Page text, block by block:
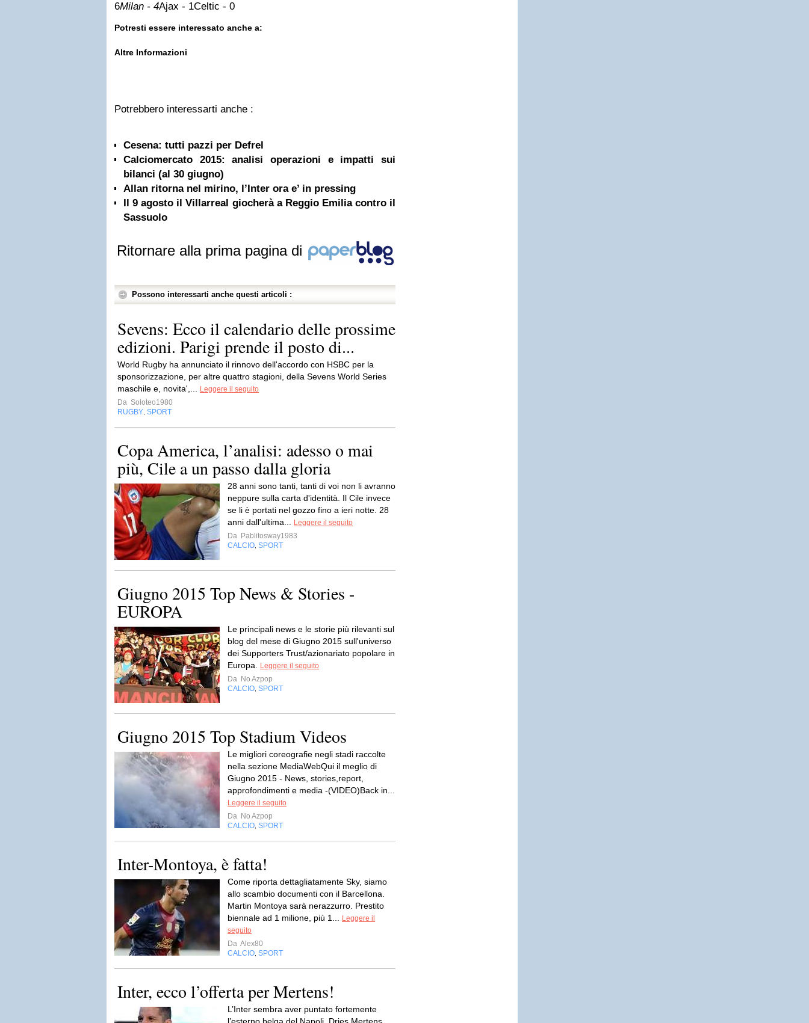
6Milan - 4Ajax - 1Celtic - 0
Potresti essere interessato anche a:
Altre Informazioni
Potrebbero interessarti anche :
Cesena: tutti pazzi per Defrel
Calciomercato 2015: analisi operazioni e impatti sui
bilanci (al 30 giugno)
Allan ritorna nel mirino, l’Inter ora e’ in pressing
Il 9 agosto il Villarreal giocherà a Reggio Emilia contro il
Sassuolo
Ritornare alla prima pagina di
Possono interessarti anche questi articoli :
Sevens: Ecco il calendario delle prossime
edizioni. Parigi prende il posto di...
World Rugby ha annunciato il rinnovo dell'accordo con HSBC per la
sponsorizzazione, per altre quattro stagioni, della Sevens World Series
maschile e, novita',...
Leggere il seguito
Da Soloteo1980
RUGBY SPORT
Copa America, l’analisi: adesso o mai
più, Cile a un passo dalla gloria
28 anni sono tanti, tanti di voi non li avranno
neppure sulla carta d'identità. Il Cile invece
se li è portati nel gozzo fino a ieri notte. 28
anni dall'ultima...
Leggere il seguito
Da Pablitosway1983
CALCIO SPORT
Giugno 2015 Top News & Stories -
EUROPA
Le principali news e le storie più rilevanti sul
blog del mese di Giugno 2015 sull'universo
dei Supporters Trust/azionariato popolare in
Europa.
Leggere il seguito
Da No Azpop
CALCIO SPORT
Giugno 2015 Top Stadium Videos
Le migliori coreografie negli stadi raccolte
nella sezione MediaWebQui il meglio di
Giugno 2015 - News, stories,report,
approfondimenti e media -(VIDEO)Back in...
Leggere il seguito
Da No Azpop
CALCIO SPORT
Inter-Montoya, è fatta!
Come riporta dettagliatamente Sky, siamo
allo scambio documenti con il Barcellona.
Martin Montoya sarà nerazzurro. Prestito
biennale ad 1 milione, più 1...
Leggere il
seguito
Da Alex80
CALCIO SPORT
Inter, ecco l’offerta per Mertens!
L’Inter sembra aver puntato fortemente